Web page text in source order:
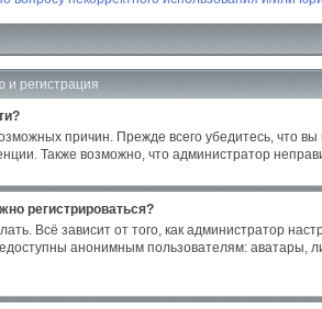
и регистрация
причин. Прежде всего убедитесь, что
Также возможно, что администратор
регистрироваться?
Всё зависит от того, как администратор
анонимным пользователям: аватары,